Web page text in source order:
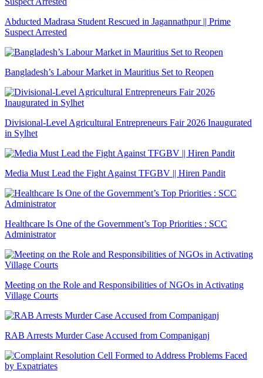
Abducted Madrasa Student Rescued in Jagannathpur || Prime
Suspect Arrested
Bangladesh’s Labour Market in Mauritius Set to Reopen
Divisional-Level Agricultural Entrepreneurs Fair 2026 Inaugurated
in Sylhet
Media Must Lead the Fight Against TFGBV || Hiren Pandit
Healthcare Is One of the Government’s Top Priorities : SCC
Administrator
Meeting on the Role and Responsibilities of NGOs in Activating
Village Courts
RAB Arrests Murder Case Accused from Companiganj